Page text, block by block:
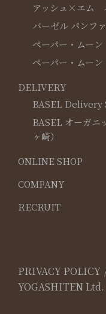
アッシュ×エム
バーゼル パンフ
ペーパー・ムーン
ペーパー・ムー
DELIVERY
BASEL Delivery
BASEL オーガ
ヶ崎）
ONLINE SHOP
COMPANY
RECRUIT
PRIVACY POLICY
YOGASHITEN Ltd.